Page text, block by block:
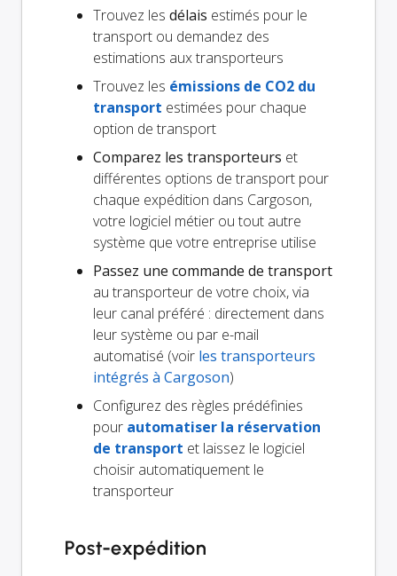
Trouvez les délais estimés pour le
transport ou demandez des
estimations aux transporteurs
Trouvez les émissions de CO2 du
transport estimées pour chaque
option de transport
Comparez les transporteurs et
différentes options de transport pour
chaque expédition dans Cargoson,
votre logiciel métier ou tout autre
système que votre entreprise utilise
Passez une commande de transport
au transporteur de votre choix, via
leur canal préféré : directement dans
leur système ou par e-mail
automatisé (voir les transporteurs
intégrés à Cargoson)
Configurez des règles prédéfinies
pour automatiser la réservation
de transport et laissez le logiciel
choisir automatiquement le
transporteur
Post-expédition